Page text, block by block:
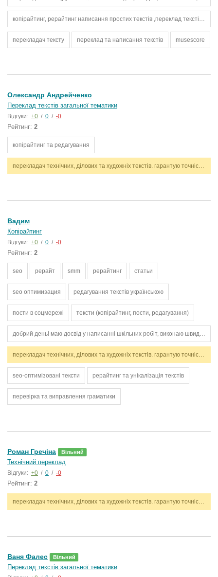
копірайтинг, рерайтинг написання простих текстів ,переклад текстів ua - en ,шкільні тексти / перекази ,креативні описи ,редагування текстів ,оформлення статей ,seo-тексти
перекладач тексту переклад та написання текстів musescore
Олександр Андрейченко
Переклад текстів загальної тематики
Відгуки: +0 / 0 / -0
Рейтинг: 2
копірайтинг та редагування
перекладач технічних, ділових та художніх текстів. гарантую точність, стилістичну відповідність і дотримання термінів. працюю з англійською та українською мовами.
Вадим
Копірайтинг
Відгуки: +0 / 0 / -0
Рейтинг: 2
seo рерайт smm рерайтинг статьи
seo оптимизация редагування текстів українською
пости в соцмережі тексти (копірайтинг, пости, редагування)
добрий день! маю досвід у написанні шкільних робіт, виконаю швидко та грамотно. готова взятись вже зараз.
перекладач технічних, ділових та художніх текстів. гарантую точність, стилістичну відповідність і дотримання термінів. працюю з англійською та українською мовами.
seo-оптимізовані тексти рерайтинг та унікалізація текстів
перевірка та виправлення граматики
Роман Гречіна Вільний
Технічний переклад
Відгуки: +0 / 0 / -0
Рейтинг: 2
перекладач технічних, ділових та художніх текстів. гарантую точність, стилістичну відповідність і дотримання термінів. працюю з англійською та українською мовами.
Ваня Фалес Вільний
Переклад текстів загальної тематики